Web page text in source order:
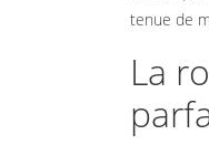
tenue de
La